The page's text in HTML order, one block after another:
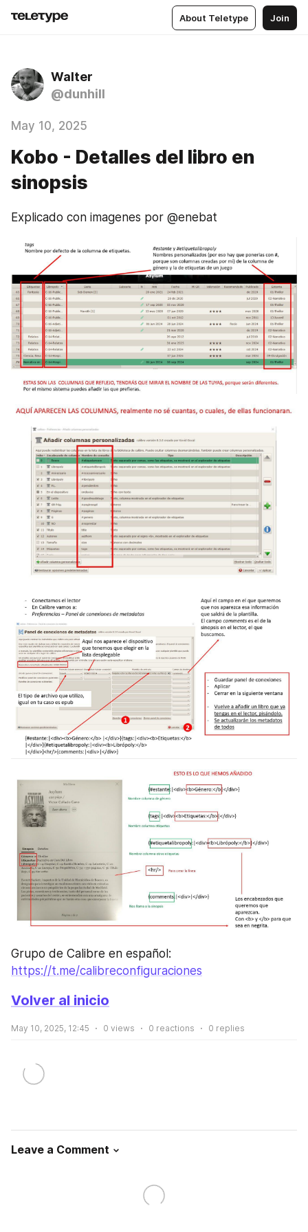
About Teletype Join
Walter
@dunhill
May 10, 2025
Kobo - Detalles del libro en
sinopsis
Explicado con imagenes por @enebat
https://t.me/calibreconfiguraciones
Volver al inicio
May 10, 2025, 12:45 0 views 0 reactions 0 replies
Leave a Comment